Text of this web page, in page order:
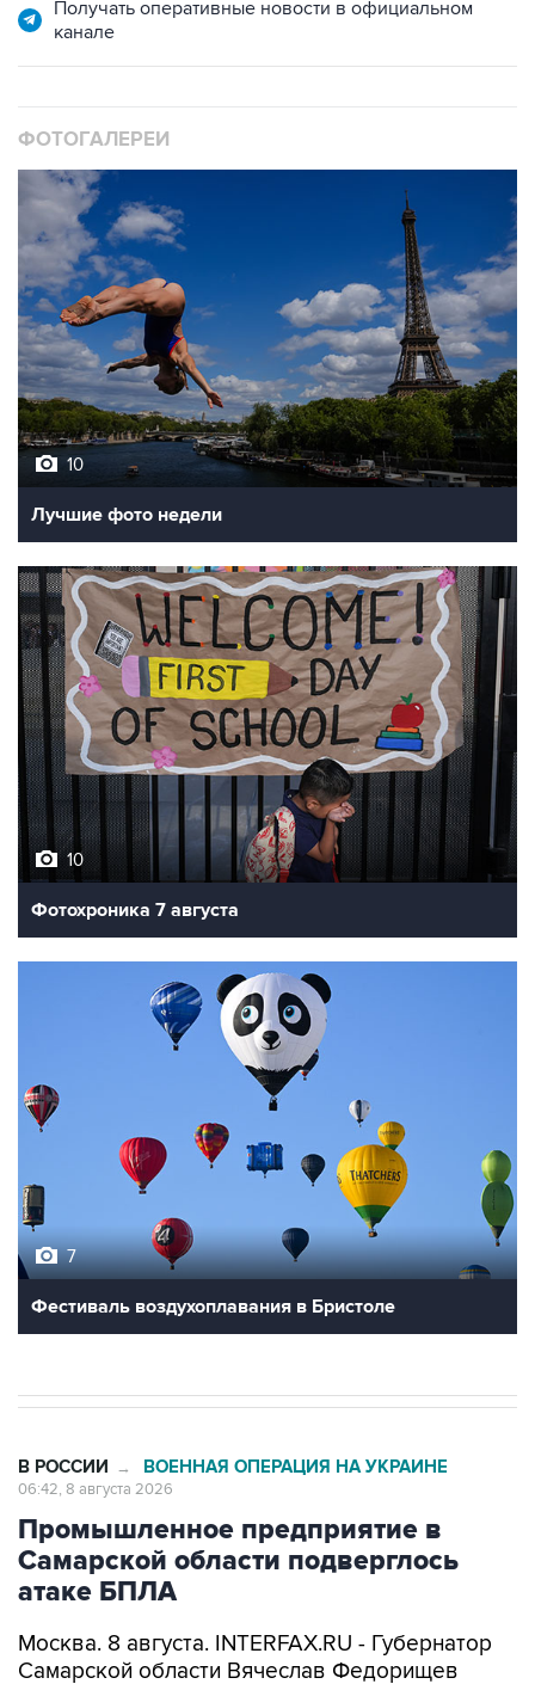
10
Лучшие фото недели
10
Фотохроника 7 августа
Фестиваль воздухоплавания в Бристоле
Промышленное предприятие в
Самарской области подверглось
атаке БПЛА
Москва. 8 августа. INTERFAX.RU - Губернатор
сообщил об атаке беспилотников на
промышленное предприятие в регионе.